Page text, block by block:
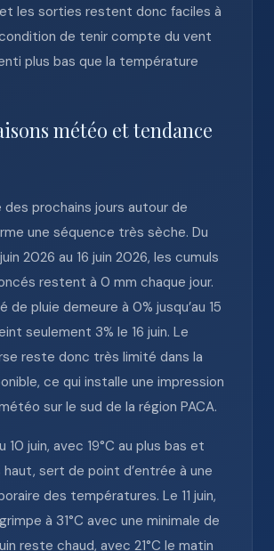
les sorties restent donc faciles à
de tenir compte du vent
plus bas que la température
météo et tendance
prochains jours autour de
une séquence très sèche. Du
2026 au 16 juin 2026, les cumuls
restent à 0 mm chaque jour.
de pluie demeure à 0% jusqu’au 15
seulement 3% le 16 juin. Le
reste donc très limité dans la
ce qui installe une impression
sur le sud de la région PACA.
10 juin, avec 19°C au plus bas et
haut, sert de point d’entrée à une
des températures. Le 11 juin,
à 31°C avec une minimale de
reste chaud, avec 21°C le matin